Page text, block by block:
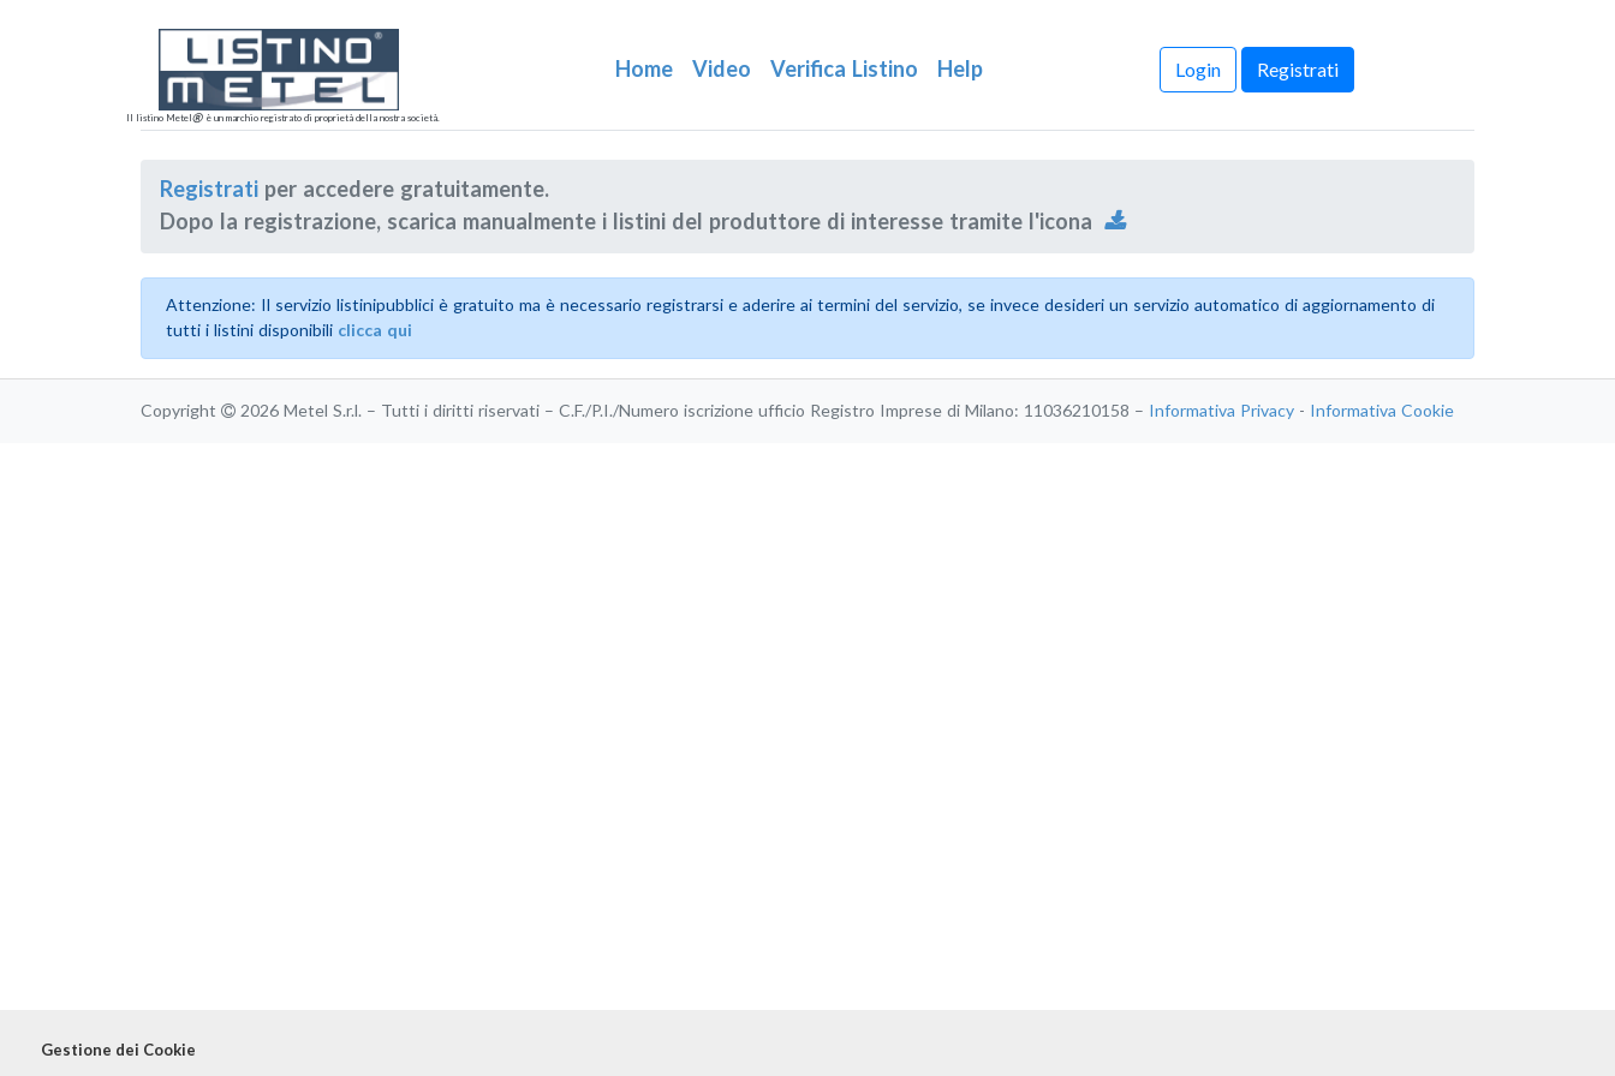
Il listino Metel è un marchio registrato di proprietà della nostra società.
Home Video Verifica Listino Help Login Registrati
Registrati per accedere gratuitamente.
Dopo la registrazione, scarica manualmente i listini del produttore di interesse tramite l'icona
Attenzione: Il servizio listinipubblici è gratuito ma è necessario registrarsi e aderire ai termini del servizio, se invece desideri un servizio automatico di aggiornamento di
tutti i listini disponibili clicca qui
Copyright 2026 Metel S.r.l. – Tutti i diritti riservati – C.F./P.I./Numero iscrizione ufficio Registro Imprese di Milano: 11036210158 – Informativa Privacy - Informativa Cookie
Gestione dei Cookie